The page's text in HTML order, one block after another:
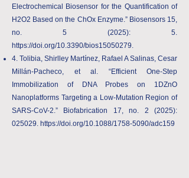
Electrochemical Biosensor for the Quantification of
H2O2 Based on the ChOx Enzyme.” Biosensors 15,
no. 5 (2025): 5.
https://doi.org/10.3390/bios15050279.
4. Tolibia, Shirlley Martínez, Rafael A Salinas, Cesar
Millán-Pacheco, et al. “Efficient One-Step
Immobilization of DNA Probes on 1DZnO
Nanoplatforms Targeting a Low-Mutation Region of
SARS-CoV-2.” Biofabrication 17, no. 2 (2025):
025029. https://doi.org/10.1088/1758-5090/adc159